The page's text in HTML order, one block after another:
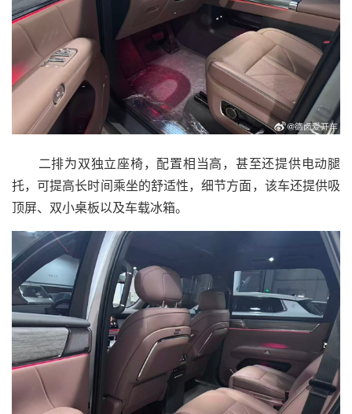
二排为双独立座椅，配置相当高，甚至还提供电动腿
托，可提高长时间乘坐的舒适性，细节方面，该车还提供吸
顶屏、双小桌板以及车载冰箱。